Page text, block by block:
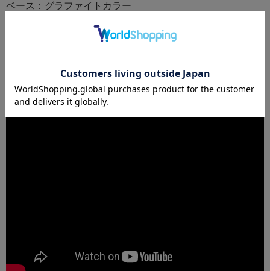
ベース：グラファイトカラー
キャスター：カーペット用（フローリング、カーペット用